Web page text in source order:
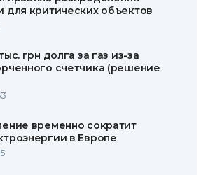
для критических объектов
грн долга за газ из-за
счетчика (решение
временно сократит
в Европе